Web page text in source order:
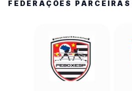
FEDERAÇÕES PARCEIRAS